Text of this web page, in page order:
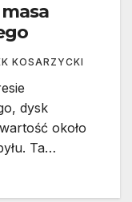
KOSARZYCKI
dysk
około
Ta…